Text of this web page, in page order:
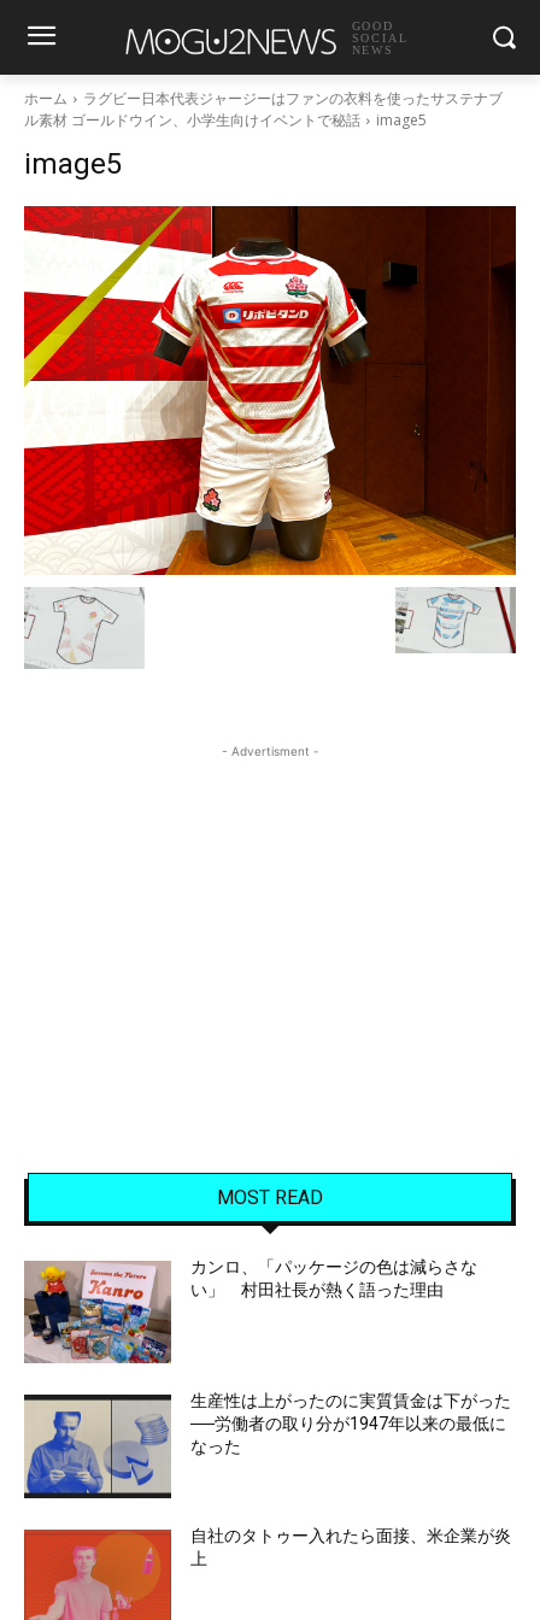
GOOD
SOCIAL
NEWS
ホーム
ラグビー日本代表ジャージーはファンの衣料を使ったサステナブ
ル素材 ゴールドウイン、小学生向けイベントで秘話
image5
image5
- Advertisment -
MOST READ
カンロ、「パッケージの色は減らさな
い」 村田社長が熱く語った理由
生産性は上がったのに実質賃金は下がった
──労働者の取り分が1947年以来の最低に
なった
自社のタトゥー入れたら面接、米企業が炎
上